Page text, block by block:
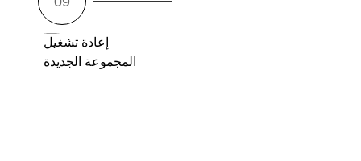
إعادة تشغيل
المجموعة الجديدة